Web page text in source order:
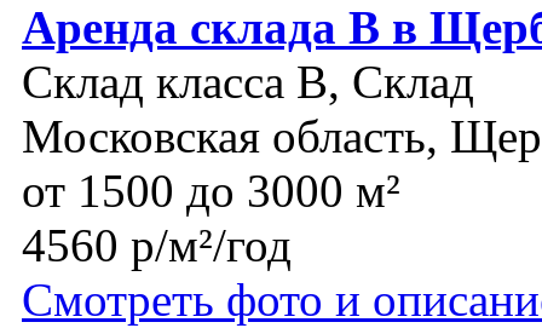
Аренда склада В в
Склад класса B, Склад
Московская область,
от 1500 до 3000 м²
4560 р/м²/год
Смотреть фото и